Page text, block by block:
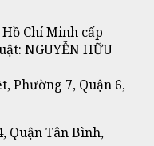
Chí Minh cấp
NGUYỄN HỮU
Phường 7, Quận 6,
Quận Tân Bình,